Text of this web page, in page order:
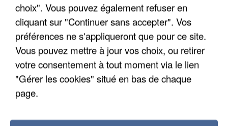
choix". Vous pouvez également refuser en
cliquant sur "Continuer sans accepter". Vos
préférences ne s'appliqueront que pour ce site.
Vous pouvez mettre à jour vos choix, ou retirer
votre consentement à tout moment via le lien
"Gérer les cookies" situé en bas de chaque
page.